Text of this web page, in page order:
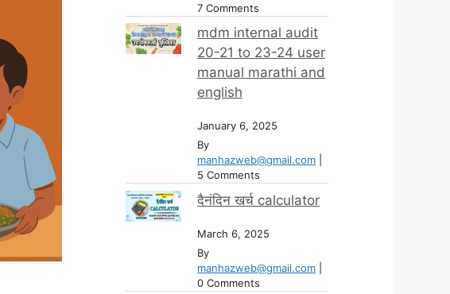
7 Comments
mdm internal audit
20-21 to 23-24 user
manual marathi and
english
January 6, 2025
By
manhazweb@gmail.com
5 Comments
दैनंदिन खर्च calculator
March 6, 2025
By
manhazweb@gmail.com
0 Comments